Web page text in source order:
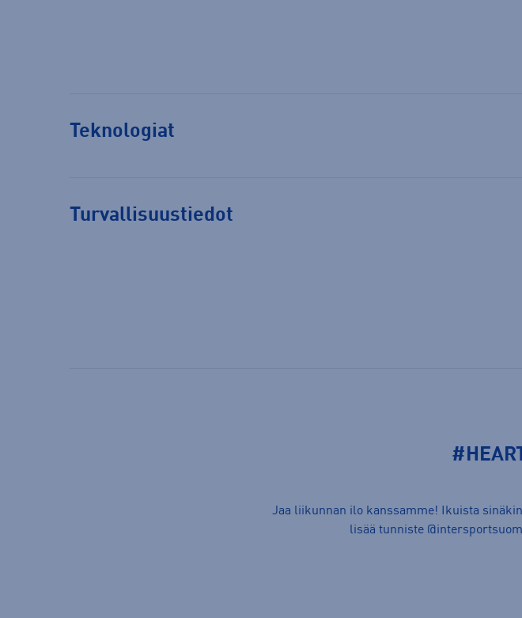
Teknologiat
Turvallisuustiedot
Jaa liikunnan ilo kanssamme! Ikuista
lisää tunniste